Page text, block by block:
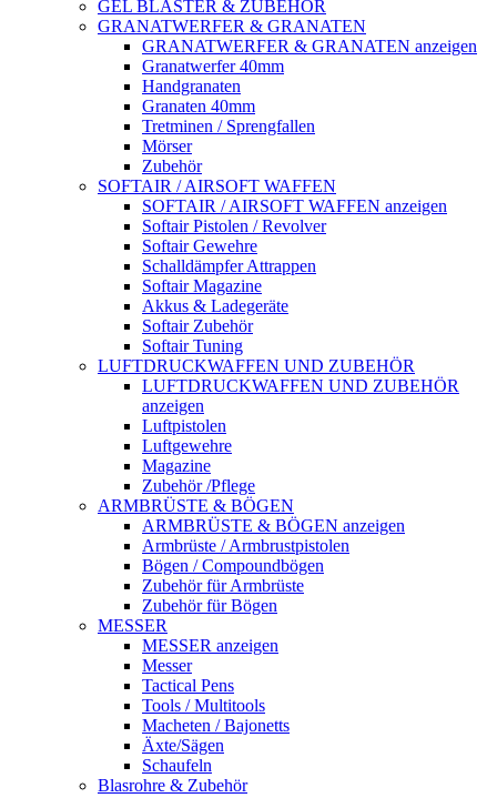
GEL BLASTER & ZUBEHÖR
GRANATWERFER & GRANATEN
GRANATWERFER & GRANATEN anzeigen
Granatwerfer 40mm
Handgranaten
Granaten 40mm
Tretminen / Sprengfallen
Mörser
Zubehör
SOFTAIR / AIRSOFT WAFFEN
SOFTAIR / AIRSOFT WAFFEN anzeigen
Softair Pistolen / Revolver
Softair Gewehre
Schalldämpfer Attrappen
Softair Magazine
Akkus & Ladegeräte
Softair Zubehör
Softair Tuning
LUFTDRUCKWAFFEN UND ZUBEHÖR
LUFTDRUCKWAFFEN UND ZUBEHÖR
anzeigen
Luftpistolen
Luftgewehre
Magazine
Zubehör /Pflege
ARMBRÜSTE & BÖGEN
ARMBRÜSTE & BÖGEN anzeigen
Armbrüste / Armbrustpistolen
Bögen / Compoundbögen
Zubehör für Armbrüste
Zubehör für Bögen
MESSER
MESSER anzeigen
Messer
Tactical Pens
Tools / Multitools
Macheten / Bajonetts
Äxte/Sägen
Schaufeln
Blasrohre & Zubehör